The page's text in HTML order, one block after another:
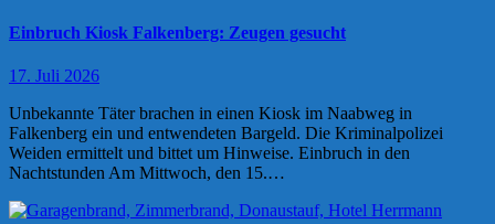
Einbruch Kiosk Falkenberg: Zeugen gesucht
17. Juli 2026
Unbekannte Täter brachen in einen Kiosk im Naabweg in
Falkenberg ein und entwendeten Bargeld. Die Kriminalpolizei
Weiden ermittelt und bittet um Hinweise. Einbruch in den
Nachtstunden Am Mittwoch, den 15.…